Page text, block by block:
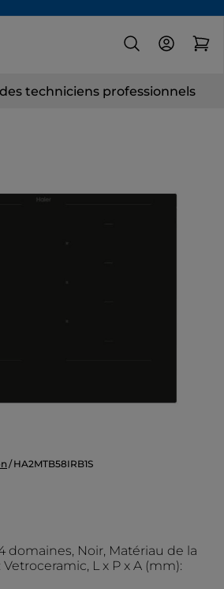
techniciens professionnels
HA2MTB58IRB1S
domaines, Noir, Matériau de la
L x P x A (mm):